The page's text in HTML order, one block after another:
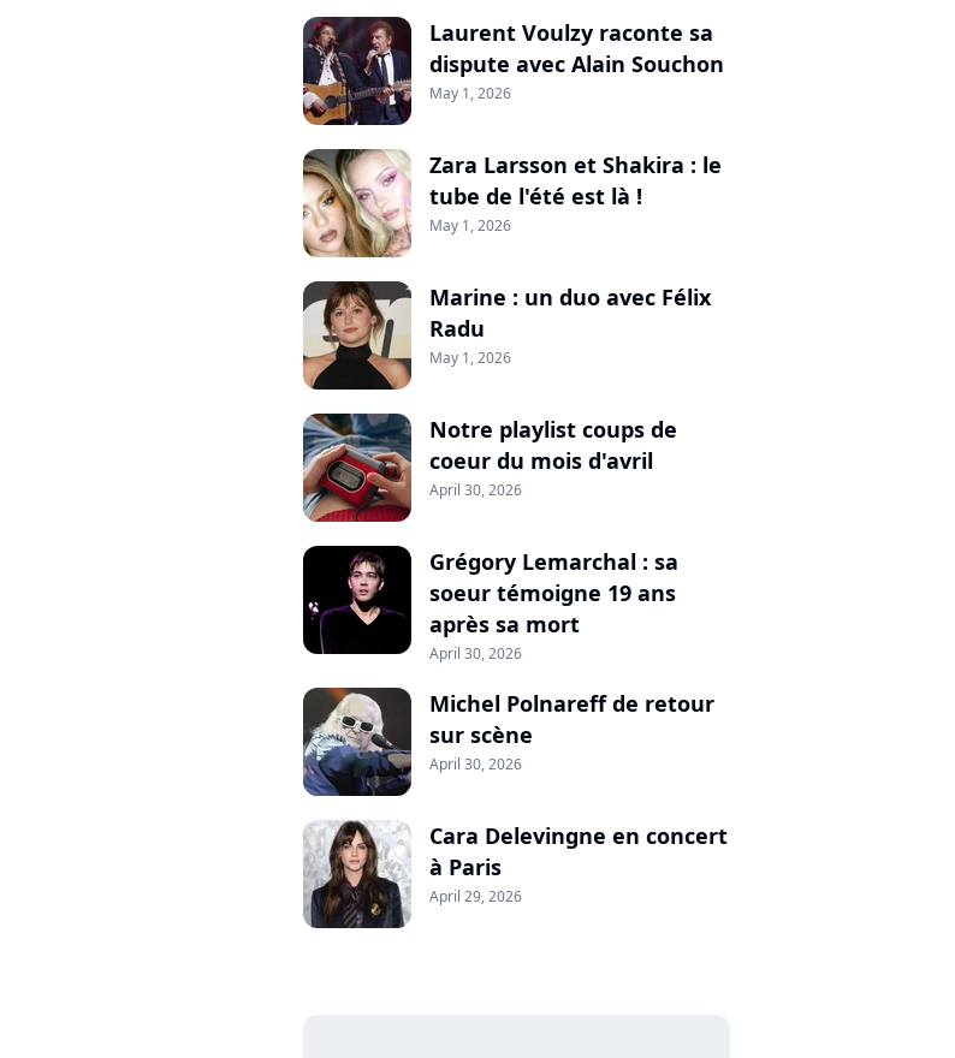
Laurent Voulzy raconte sa
dispute avec Alain Souchon
May 1, 2026
Zara Larsson et Shakira : le
tube de l'été est là !
May 1, 2026
Marine : un duo avec Félix
Radu
May 1, 2026
Notre playlist coups de
coeur du mois d'avril
April 30, 2026
Grégory Lemarchal : sa
soeur témoigne 19 ans
après sa mort
April 30, 2026
Michel Polnareff de retour
sur scène
April 30, 2026
Cara Delevingne en concert
à Paris
April 29, 2026